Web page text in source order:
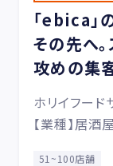
「ebica」
その先へ。
攻めの集
ホリイフー
【業種】居酒屋
51~100店舗